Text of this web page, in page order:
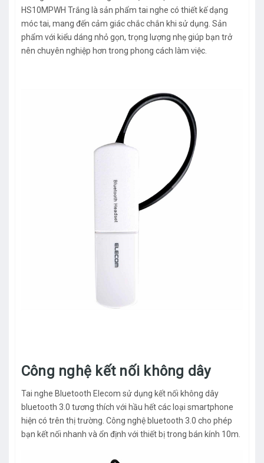
HS10MPWH Trắng là sản phẩm tai nghe có thiết kế dạng
móc tai, mang đến cảm giác chắc chắn khi sử dụng. Sản
phẩm với kiểu dáng nhỏ gọn, trọng lượng nhẹ giúp bạn trở
nên chuyên nghiệp hơn trong phong cách làm việc.
Công nghệ kết nối không dây
Tai nghe Bluetooth Elecom sử dụng kết nối không dây
bluetooth 3.0 tương thích với hầu hết các loại smartphone
hiện có trên thị trường. Công nghệ bluetooth 3.0 cho phép
bạn kết nối nhanh và ổn định với thiết bị trong bán kính 10m.